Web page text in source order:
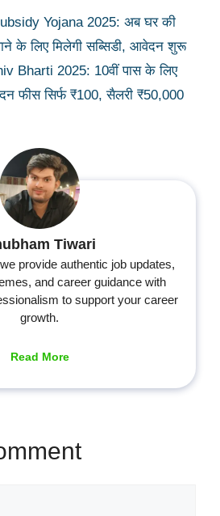
Yojana 2025: अब घर की
के लिए मिलेगी सब्सिडी, आवेदन शुरू
Bharti 2025: 10वीं पास के लिए
फीस सिर्फ ₹100, सैलरी ₹50,000
Tiwari
provide authentic job updates,
and career guidance with
to support your career
growth.
Read More